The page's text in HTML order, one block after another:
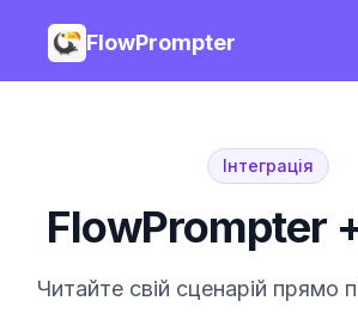
FlowPrompter
Інтеграція
FlowPrompter
Читайте свій сценарій прямо